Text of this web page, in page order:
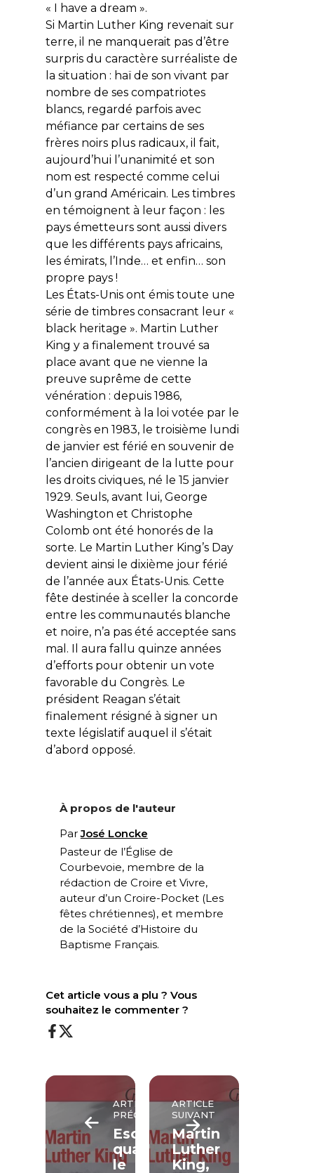
« I have a dream ».
Si Martin Luther King revenait sur
terre, il ne manquerait pas d’être
surpris du caractère surréaliste de
la situation : haï de son vivant par
nombre de ses compatriotes
blancs, regardé parfois avec
méfiance par certains de ses
frères noirs plus radicaux, il fait,
aujourd’hui l’unanimité et son
nom est respecté comme celui
d’un grand Américain. Les timbres
en témoignent à leur façon : les
pays émetteurs sont aussi divers
que les différents pays africains,
les émirats, l’Inde… et enfin… son
propre pays !
Les États-Unis ont émis toute une
série de timbres consacrant leur «
black heritage ». Martin Luther
King y a finalement trouvé sa
place avant que ne vienne la
preuve suprême de cette
vénération : depuis 1986,
conformément à la loi votée par le
congrès en 1983, le troisième lundi
de janvier est férié en souvenir de
l’ancien dirigeant de la lutte pour
les droits civiques, né le 15 janvier
1929. Seuls, avant lui, George
Washington et Christophe
Colomb ont été honorés de la
sorte. Le Martin Luther King’s Day
devient ainsi le dixième jour férié
de l’année aux États-Unis. Cette
fête destinée à sceller la concorde
entre les communautés blanche
et noire, n’a pas été acceptée sans
mal. Il aura fallu quinze années
d’efforts pour obtenir un vote
favorable du Congrès. Le
président Reagan s’était
finalement résigné à signer un
texte législatif auquel il s’était
d’abord opposé.
À propos de l'auteur
ParJosé Loncke
Pasteur de l’Église de
Courbevoie, membre de la
rédaction de Croire et Vivre,
auteur d’un Croire-Pocket (Les
fêtes chrétiennes), et membre
de la Société d’Histoire du
Baptisme Français.
Cet article vous a plu ? Vous
souhaitez le commenter ?
ARTICLE
PRÉCÉDENT
Esclavage,
quand
le
ARTICLE
SUIVANT
Martin
Luther
King,